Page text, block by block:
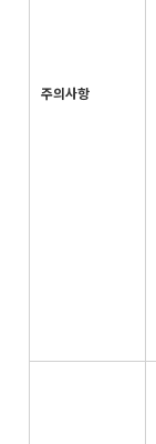
주의사항